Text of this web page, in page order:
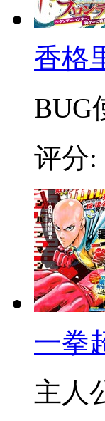
香格
BUG
评分:
一拳
主人